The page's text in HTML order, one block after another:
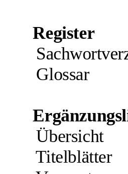
Register
Glossar
Übersicht
Titelblätter